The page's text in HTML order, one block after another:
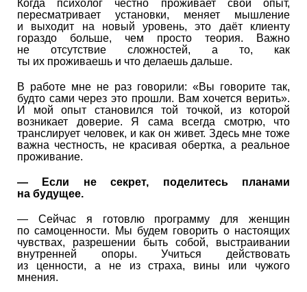
Когда психолог честно проживает свой опыт,
пересматривает установки, меняет мышление
и выходит на новый уровень, это даёт клиенту
гораздо больше, чем просто теория. Важно
не отсутствие сложностей, а то, как
ты их проживаешь и что делаешь дальше.
В работе мне не раз говорили: «Вы говорите так,
будто сами через это прошли. Вам хочется верить».
И мой опыт становился той точкой, из которой
возникает доверие. Я сама всегда смотрю, что
транслирует человек, и как он живет. Здесь мне тоже
важна честность, не красивая обертка, а реальное
проживание.
—
Если не секрет, поделитесь планами
на будущее.
— Сейчас я готовлю программу для женщин
по самоценности. Мы будем говорить о настоящих
чувствах, разрешении быть собой, выстраивании
внутренней опоры. Учиться действовать
из ценности, а не из страха, вины или чужого
мнения.